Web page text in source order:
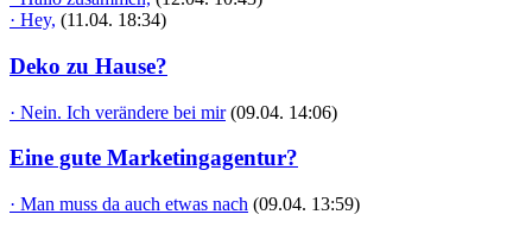
· Hey, (11.04. 18:34)
Deko zu Hause?
· Nein. Ich verändere bei mir (09.04. 14:06)
Eine gute Marketingagentur?
· Man muss da auch etwas nach (09.04. 13:59)